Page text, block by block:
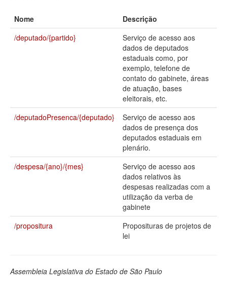
Planejamento
Catálogo de dados
Legislação
Perguntas frequentes
Nome
Descrição
/deputado/{partido}
Serviço de acesso aos
dados de deputados
estaduais como, por
exemplo, telefone de
contato do gabinete, áreas
de atuação, bases
eleitorais, etc.
/deputadoPresenca/{deputado}
Serviço de acesso aos
dados de presença dos
deputados estaduais em
plenário.
/despesa/{ano}/{mes}
Serviço de acesso aos
dados relativos às
despesas realizadas com a
utilização da verba de
gabinete
/propositura
Proposituras de projetos de
lei
Assembleia Legislativa do Estado de São Paulo